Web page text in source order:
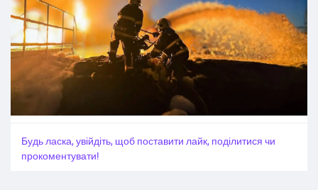
Будь ласка, увійдіть, щоб поставити лайк, поділитися чи
прокоментувати!